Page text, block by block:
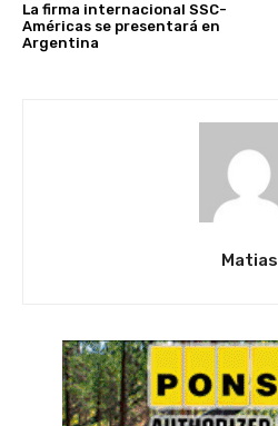
La firma internacional SSC-
Américas se presentará en
Argentina
Matias